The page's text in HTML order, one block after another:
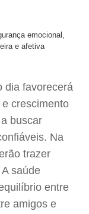
emocional,
e afetiva
dia favorecerá
crescimento
buscar
Na
trazer
saúde
entre
amigos e